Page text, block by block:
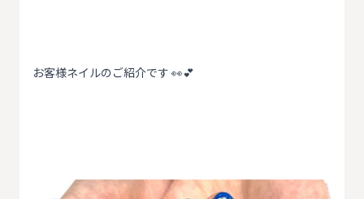
お客様ネイルのご紹介です 👀💕